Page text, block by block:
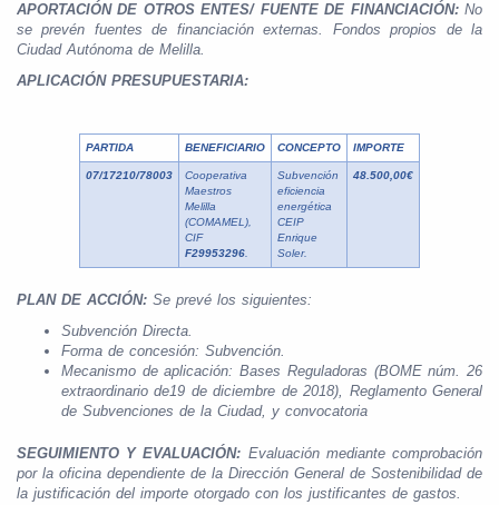
APORTACIÓN DE OTROS ENTES/ FUENTE DE FINANCIACIÓN: No
se prevén fuentes de financiación externas. Fondos propios de la
Ciudad Autónoma de Melilla.
APLICACIÓN PRESUPUESTARIA:
PARTIDA BENEFICIARIO CONCEPTO IMPORTE
07/17210/78003
Cooperativa
Maestros
Melilla
(COMAMEL),
CIF
F29953296.
Subvención
eficiencia
energética
CEIP
Enrique
Soler.
48.500,00€
PLAN DE ACCIÓN: Se prevé los siguientes:
Subvención Directa.
Forma de concesión: Subvención.
Mecanismo de aplicación: Bases Reguladoras (BOME núm. 26
extraordinario de19 de diciembre de 2018), Reglamento General
de Subvenciones de la Ciudad, y convocatoria
SEGUIMIENTO Y EVALUACIÓN: Evaluación mediante comprobación
por la oficina dependiente de la Dirección General de Sostenibilidad de
la justificación del importe otorgado con los justificantes de gastos.